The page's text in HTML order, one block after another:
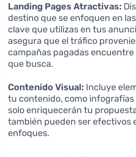
Landing Pages Atractivas:
destino que se enfoquen en
clave que utilizas en tus
asegura que el tráfico
campañas pagadas
que busca.
Contenido Visual: Incluye
tu contenido, como infografías
solo enriquecerán tu
también pueden ser efectivos
enfoques.